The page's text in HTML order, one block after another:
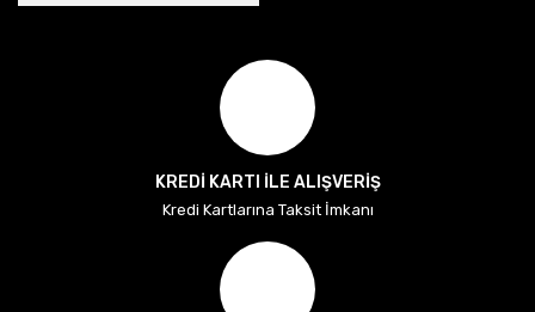
KREDİ KARTI İLE ALIŞVERİŞ
Kredi Kartlarına Taksit İmkanı